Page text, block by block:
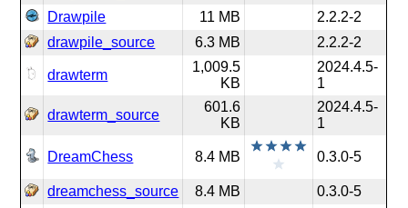
Drawpile
11 MB
2.2.2-2
drawpile_source
6.3 MB 2.2.2-2
drawterm
1,009.5
KB
2024.4.5-
1
drawterm_source
601.6
KB
2024.4.5-
1
DreamChess 8.4 MB 0.3.0-5
dreamchess_source 8.4 MB
0.3.0-5